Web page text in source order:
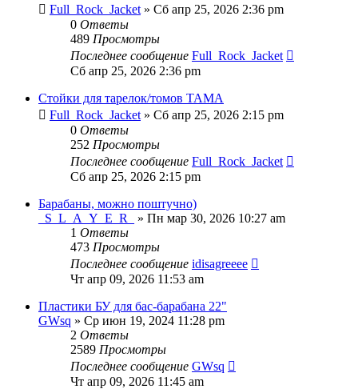
Full_Rock_Jacket » Сб апр 25, 2026 2:36 pm
0 Ответы
489 Просмотры
Последнее сообщение Full_Rock_Jacket
Сб апр 25, 2026 2:36 pm
Стойки для тарелок/томов TAMA
Full_Rock_Jacket » Сб апр 25, 2026 2:15 pm
0 Ответы
252 Просмотры
Последнее сообщение Full_Rock_Jacket
Сб апр 25, 2026 2:15 pm
Барабаны, можно поштучно)
_S_L_A_Y_E_R_
» Пн мар 30, 2026 10:27 am
1 Ответы
473 Просмотры
Последнее сообщение idisagreeee
Чт апр 09, 2026 11:53 am
Пластики БУ для бас-барабана 22"
GWsq » Ср июн 19, 2024 11:28 pm
2 Ответы
2589 Просмотры
Последнее сообщение GWsq
Чт апр 09, 2026 11:45 am